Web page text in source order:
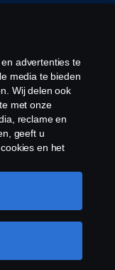
/ T +31
advertenties te
media te bieden
Wij delen ook
met onze
reclame en
geeft u
en het
de
Voor een